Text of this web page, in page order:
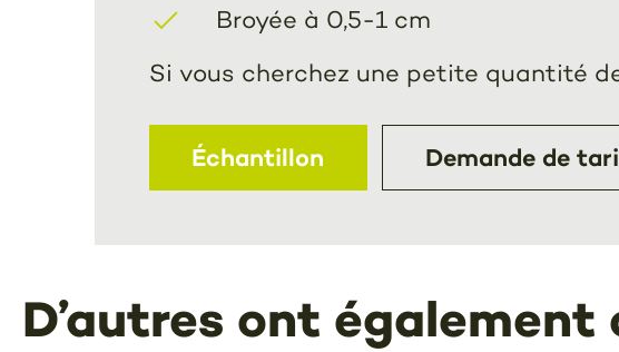
Broyée à 0,5-1 cm
Si vous cherchez une petite quantité
Échantillon Demande de
D’autres ont également